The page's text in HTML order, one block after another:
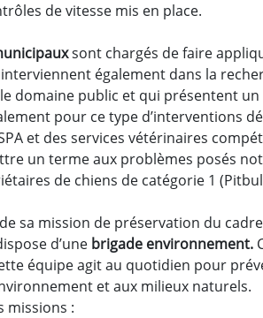
de vitesse mis en place.
sont chargés de faire
également dans la
domaine public et qui présentent
pour ce type d’interventions
et des services vétérinaires
un terme aux problèmes posés
de chiens de catégorie 1
sa mission de préservation du
d’une brigade environnement.
équipe agit au quotidien pour
et aux milieux naturels.
missions :